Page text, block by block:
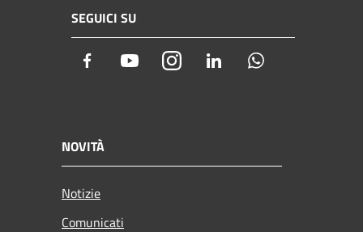
SEGUICI SU
Facebook YoutubeInstagramLinkedIn
NOVITÀ
Notizie
Comunicati